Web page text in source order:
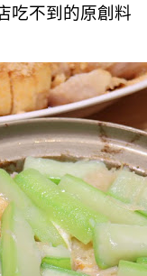
吃不到的原創料